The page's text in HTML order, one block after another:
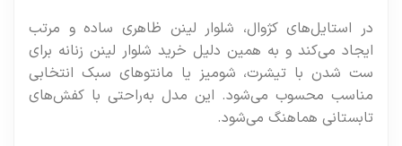
در استایل‌های کژوال، شلوار لینن ظاهری ساده و مرتب
ایجاد می‌کند و به همین دلیل خرید شلوار لینن زنانه برای
ست شدن با تیشرت، شومیز یا مانتوهای سبک انتخابی
مناسب محسوب می‌شود. این مدل به‌راحتی با کفش‌های
تابستانی هماهنگ می‌شود.